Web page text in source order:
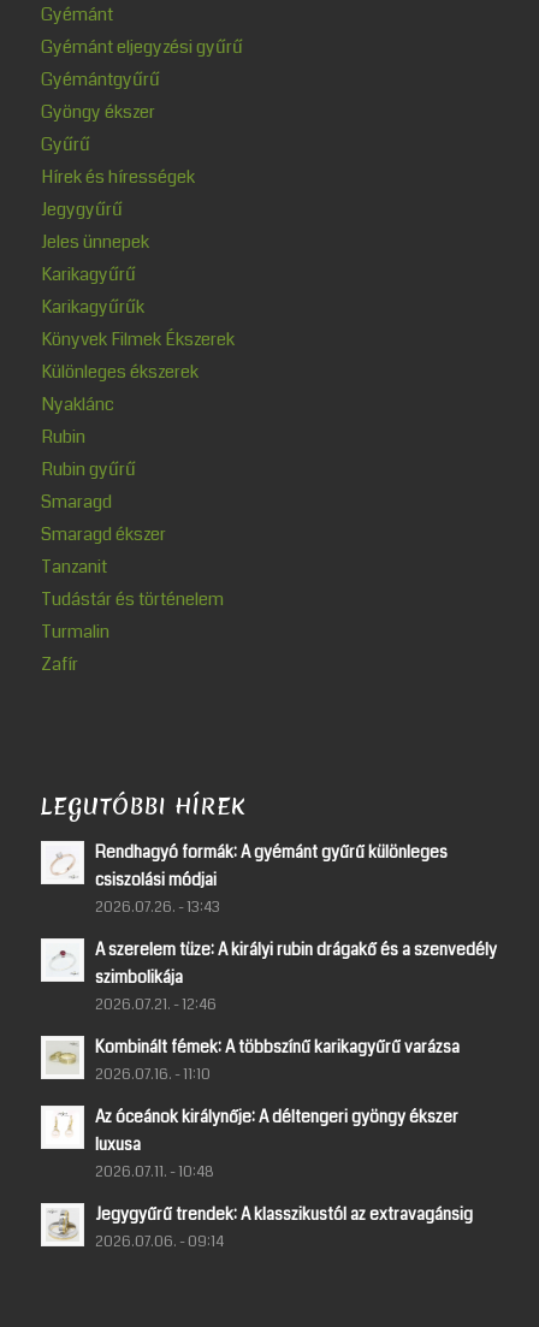
Gyémánt
Gyémánt eljegyzési gyűrű
Gyémántgyűrű
Gyöngy ékszer
Gyűrű
Hírek és hírességek
Jegygyűrű
Jeles ünnepek
Karikagyűrű
Karikagyűrűk
Könyvek Filmek Ékszerek
Különleges ékszerek
Nyaklánc
Rubin
Rubin gyűrű
Smaragd
Smaragd ékszer
Tanzanit
Tudástár és történelem
Turmalin
Zafír
LEGUTÓBBI HÍREK
Rendhagyó formák: A gyémánt gyűrű különleges
csiszolási módjai
2026.07.26. - 13:43
A szerelem tüze: A királyi rubin drágakő és a szenvedély
szimbolikája
2026.07.21. - 12:46
Kombinált fémek: A többszínű karikagyűrű varázsa
2026.07.16. - 11:10
Az óceánok királynője: A déltengeri gyöngy ékszer
luxusa
2026.07.11. - 10:48
Jegygyűrű trendek: A klasszikustól az extravagánsig
2026.07.06. - 09:14